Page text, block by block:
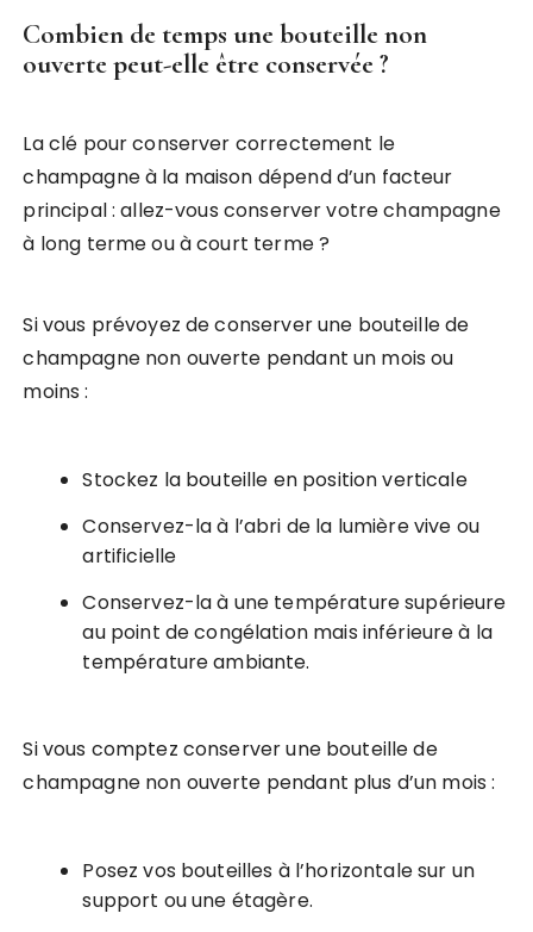
Combien de temps une bouteille non
ouverte peut-elle être conservée ?
La clé pour conserver correctement le
champagne à la maison dépend d’un facteur
principal : allez-vous conserver votre champagne
à long terme ou à court terme ?
Si vous prévoyez de conserver une bouteille de
champagne non ouverte pendant un mois ou
moins :
Stockez la bouteille en position verticale
Conservez-la à l’abri de la lumière vive ou
artificielle
Conservez-la à une température supérieure
au point de congélation mais inférieure à la
température ambiante.
Si vous comptez conserver une bouteille de
champagne non ouverte pendant plus d’un mois :
Posez vos bouteilles à l’horizontale sur un
support ou une étagère.